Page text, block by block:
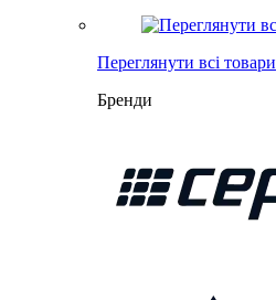
Переглянути всі товари
Бренди